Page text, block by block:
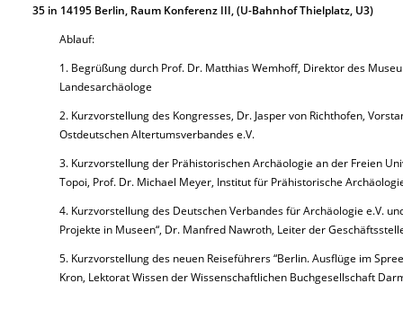
35 in 14195 Berlin, Raum Konferenz III, (U-Bahnhof Thielplatz, U3)
Ablauf:
1. Begrüßung durch Prof. Dr. Matthias Wemhoff, Direktor des
Landesarchäologe
2. Kurzvorstellung des Kongresses, Dr. Jasper von Richthofen,
Ostdeutschen Altertumsverbandes e.V.
3. Kurzvorstellung der Prähistorischen Archäologie an der Freien
Topoi, Prof. Dr. Michael Meyer, Institut für Prähistorische
4. Kurzvorstellung des Deutschen Verbandes für Archäologie e.V.
Projekte in Museen“, Dr. Manfred Nawroth, Leiter der
5. Kurzvorstellung des neuen Reiseführers “Berlin. Ausflüge im
Kron, Lektorat Wissen der Wissenschaftlichen Buchgesellschaft